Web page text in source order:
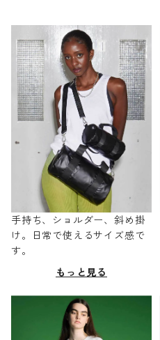
手持ち、ショルダー、斜め掛
け。日常で使えるサイズ感で
す。
もっと見る